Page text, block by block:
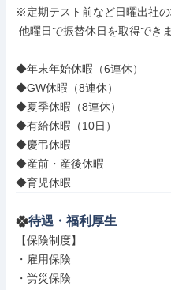
※定期テスト前など日曜出社の
◆年末年始休暇（6連休）
◆GW休暇（8連休）
◆夏季休暇（8連休）
◆有給休暇（10日）
◆慶弔休暇
◆産前・産後休暇
◆育児休暇
待遇・福利厚生
【保険制度】
・雇用保険
・労災保険